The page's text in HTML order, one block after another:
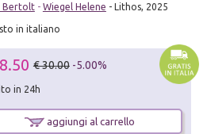
Bertolt- Wiegel Helene - Lithos, 2025
in italiano
€ 30.00 -5.00%
in 24h
aggiungi al carrello